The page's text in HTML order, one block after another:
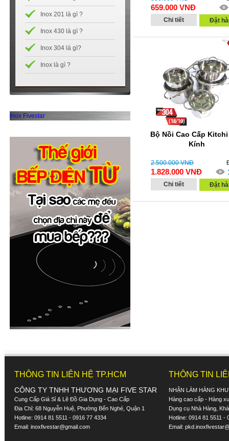
Inox 201 là gì ?
Inox 430 là gì ?
Inox 304 là gì?
Inox là gì ?
Inox Fivestar
659.000 VNĐ
Chi tiết Đặt
Bộ Nồi Cao Cấp Kitchi
Kính
2.500.000VNĐ
1.828.000 VNĐ
Chi tiết Đặt
THÔNG TIN LIÊN HỆ TP.HCM
CÔNG TY TNHH THƯƠNG MẠI FIVE STAR
Cung Cấp Giá Sỉ & Lẽ Đồ Gia Dụng - Cao Cấp
Địa Chỉ: 68 Nguyễn Huệ, Phường Bến Nghé, Quận 1
Hotline: 0914 81 5511 - 0916 77 4334
Email: inoxfivestar@gmail.com
THÔNG TIN
NHẬN LÀM HÀNG
Hàng cao cấp - Hàng
Dụng cụ Nhà Hàng,
Hotline: 0914 81 5511 -
Email: